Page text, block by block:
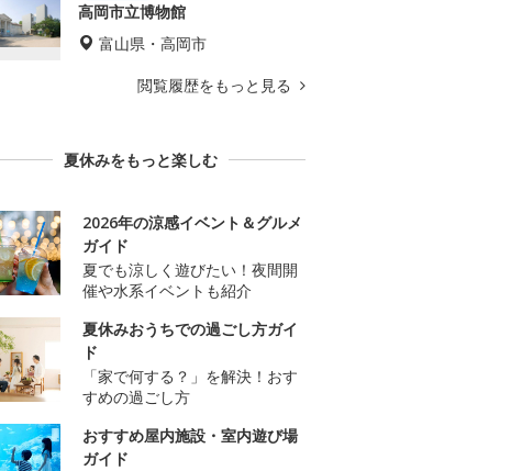
高岡市立博物館
富山県・高岡市
閲覧履歴をもっと見る
夏休みをもっと楽しむ
2026年の涼感イベント＆グルメ
ガイド
夏でも涼しく遊びたい！夜間開
催や水系イベントも紹介
夏休みおうちでの過ごし方ガイ
ド
「家で何する？」を解決！おす
すめの過ごし方
おすすめ屋内施設・室内遊び場
ガイド